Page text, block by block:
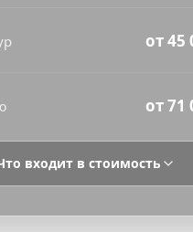
от 45
от 71
входит в стоимость